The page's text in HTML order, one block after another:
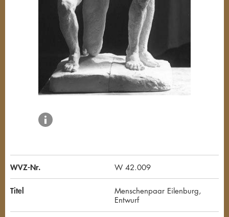
WVZ-Nr. W 42.009
Titel
Menschenpaar Eilenburg,
Entwurf